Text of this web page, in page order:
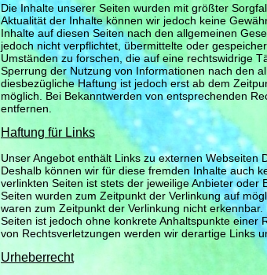
Die Inhalte unserer Seiten wurden mit größter
Aktualität der Inhalte können wir jedoch keine
Inhalte auf diesen Seiten nach den allgemeinen
jedoch nicht verpflichtet, übermittelte oder
Umständen zu forschen, die auf eine rechtswidrige
Sperrung der Nutzung von Informationen nach den
diesbezügliche Haftung ist jedoch erst ab dem
möglich. Bei Bekanntwerden von entsprechenden
entfernen.
Haftung für Links
Unser Angebot enthält Links zu externen Webseiten
Deshalb können wir für diese fremden Inhalte auch
verlinkten Seiten ist stets der jeweilige Anbieter
Seiten wurden zum Zeitpunkt der Verlinkung auf
waren zum Zeitpunkt der Verlinkung nicht
Seiten ist jedoch ohne konkrete Anhaltspunkte einer
von Rechtsverletzungen werden wir derartige Links
Urheberrecht